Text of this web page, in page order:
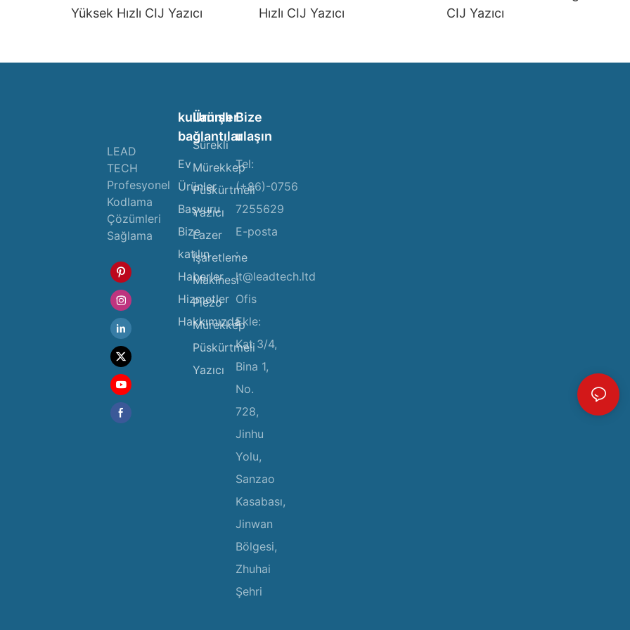
Yüksek Hızlı CIJ Yazıcı
Hızlı CIJ Yazıcı
CIJ Yazıcı
LEAD
TECH
Profesyonel
Kodlama
Çözümleri
Sağlama
kullanışlı
bağlantılar
Ev
Ürünler
Başvuru
Bize
katılın
Haberler
Hizmetler
Hakkımızda
Ürünler
Sürekli
Mürekkep
Püskürtmeli
Yazıcı
Lazer
İşaretleme
Makinesi
Piezo
Mürekkep
Püskürtmeli
Yazıcı
Bize
ulaşın
Tel:
(+86)-0756
7255629
E-posta
:
lt@leadtech.ltd
Ofis
Ekle:
Kat 3/4,
Bina 1,
No.
728,
Jinhu
Yolu,
Sanzao
Kasabası,
Jinwan
Bölgesi,
Zhuhai
Şehri